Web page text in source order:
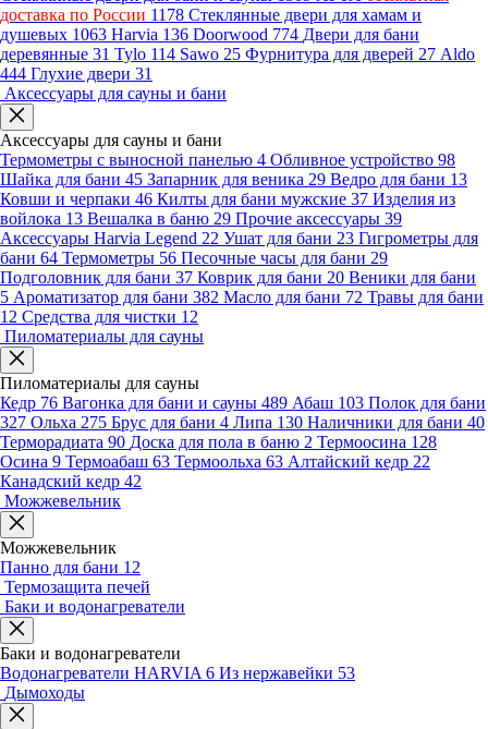
доставка по России 1178 Стеклянные двери для хамам и
душевых 1063 Harvia 136 Doorwood 774 Двери для бани
деревянные 31 Tylo 114 Sawo 25 Фурнитура для дверей 27 Aldo
444 Глухие двери 31
Аксессуары для сауны и бани
Аксессуары для сауны и бани
Термометры с выносной панелью 4 Обливное устройство 98
Шайка для бани 45 Запарник для веника 29 Ведро для бани 13
Ковши и черпаки 46 Килты для бани мужские 37 Изделия из
войлока 13 Вешалка в баню 29 Прочие аксессуары 39
Аксессуары Harvia Legend 22 Ушат для бани 23 Гигрометры для
бани 64 Термометры 56 Песочные часы для бани 29
Подголовник для бани 37 Коврик для бани 20 Веники для бани
5 Ароматизатор для бани 382 Масло для бани 72 Травы для бани
12 Средства для чистки 12
Пиломатериалы для сауны
Пиломатериалы для сауны
Кедр 76 Вагонка для бани и сауны 489 Абаш 103 Полок для бани
327 Ольха 275 Брус для бани 4 Липа 130 Наличники для бани 40
Терморадиата 90 Доска для пола в баню 2 Термоосина 128
Осина 9 Термоабаш 63 Термоольха 63 Алтайский кедр 22
Канадский кедр 42
Можжевельник
Можжевельник
Панно для бани 12
Термозащита печей
Баки и водонагреватели
Баки и водонагреватели
Водонагреватели HARVIA 6 Из нержавейки 53
Дымоходы